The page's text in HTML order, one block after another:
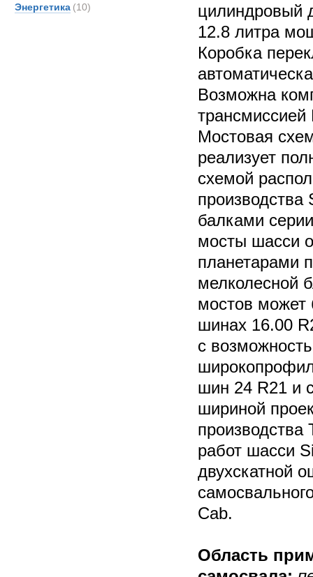
Энергетика (10)
цилиндровый
12.8 литра
Коробка
Возможна
Мостовая
реализует
схемой
балками
мосты шасси
планетарами
мелколесной
мостов может
шинах 16.00
с
шин 24 R21 и
шириной
работ шасси
двухскатной
Cab.
Область